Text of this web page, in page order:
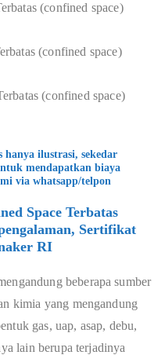
(confined space)
(confined space)
(confined space)
ilustrasi, sekedar
mendapatkan biaya
via whatsapp/telpon
Space Terbatas
Sertifikat
RI
beberapa sumber
kimia yang mengandung
gas, uap, asap, debu,
lain berupa terjadinya